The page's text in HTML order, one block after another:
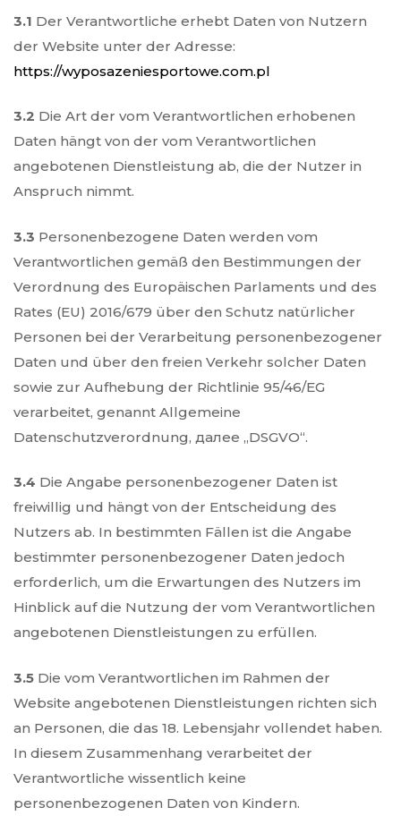
3.1 Der Verantwortliche erhebt Daten von Nutzern
der Website unter der Adresse:
https://wyposazeniesportowe.com.pl
3.2 Die Art der vom Verantwortlichen erhobenen
Daten hängt von der vom Verantwortlichen
angebotenen Dienstleistung ab, die der Nutzer in
Anspruch nimmt.
3.3 Personenbezogene Daten werden vom
Verantwortlichen gemäß den Bestimmungen der
Verordnung des Europäischen Parlaments und des
Rates (EU) 2016/679 über den Schutz natürlicher
Personen bei der Verarbeitung personenbezogener
Daten und über den freien Verkehr solcher Daten
sowie zur Aufhebung der Richtlinie 95/46/EG
verarbeitet, genannt Allgemeine
Datenschutzverordnung, далее „DSGVO“.
3.4 Die Angabe personenbezogener Daten ist
freiwillig und hängt von der Entscheidung des
Nutzers ab. In bestimmten Fällen ist die Angabe
bestimmter personenbezogener Daten jedoch
erforderlich, um die Erwartungen des Nutzers im
Hinblick auf die Nutzung der vom Verantwortlichen
angebotenen Dienstleistungen zu erfüllen.
3.5 Die vom Verantwortlichen im Rahmen der
Website angebotenen Dienstleistungen richten sich
an Personen, die das 18. Lebensjahr vollendet haben.
In diesem Zusammenhang verarbeitet der
Verantwortliche wissentlich keine
personenbezogenen Daten von Kindern.